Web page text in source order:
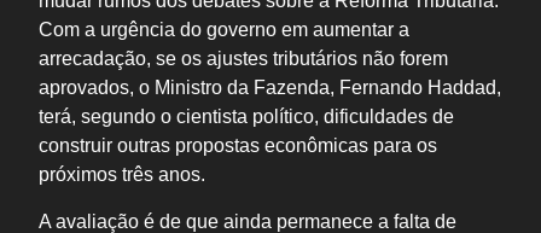
Com a urgência do governo em aumentar a
arrecadação, se os ajustes tributários não forem
aprovados, o Ministro da Fazenda, Fernando Haddad,
terá, segundo o cientista político, dificuldades de
construir outras propostas econômicas para os
próximos três anos.
A avaliação é de que ainda permanece a falta de